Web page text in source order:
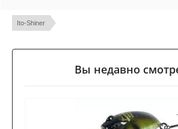
Ito-Shiner
Вы недавно